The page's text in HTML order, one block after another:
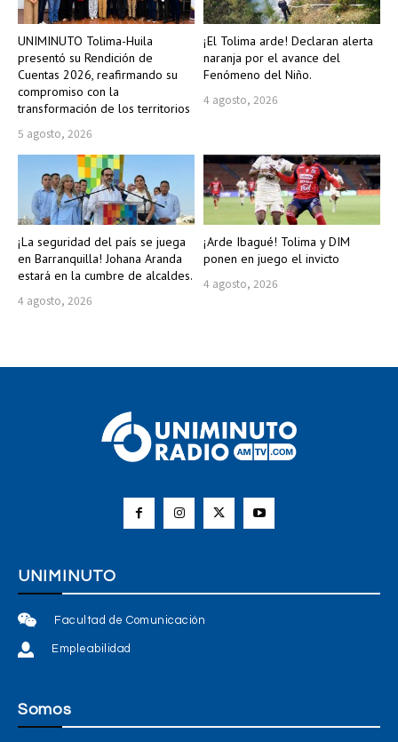
UNIMINUTO Tolima-Huila
presentó su Rendición de
Cuentas 2026, reafirmando su
compromiso con la
transformación de los territorios
5 agosto, 2026
¡El Tolima arde! Declaran alerta
naranja por el avance del
Fenómeno del Niño.
4 agosto, 2026
¡La seguridad del país se juega
en Barranquilla! Johana Aranda
estará en la cumbre de alcaldes.
4 agosto, 2026
¡Arde Ibagué! Tolima y DIM
ponen en juego el invicto
4 agosto, 2026
UNIMINUTO
Facultad de Comunicación
Empleabilidad
Somos